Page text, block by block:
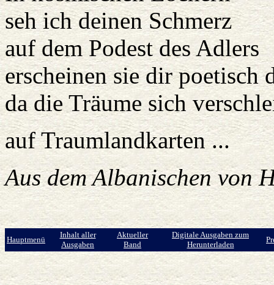
seh ich deinen Schmerz
auf dem Podest des Adlers
erscheinen sie dir poetisch
da die Träume sich
auf Traumlandkarten ...
Aus dem Albanischen von
Hauptmenü
Inhalt aller
Ausgaben
Aktueller
Band
Digitale Ausgaben zum
Herunterladen